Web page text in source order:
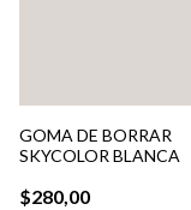
GOMA DE BORRAR
SKYCOLOR BLANCA
$280,00